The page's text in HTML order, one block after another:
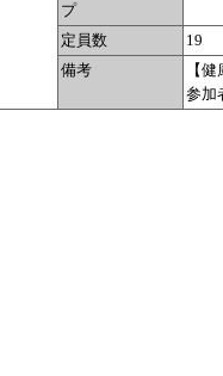
プ
定員数
19
備考
【
参加